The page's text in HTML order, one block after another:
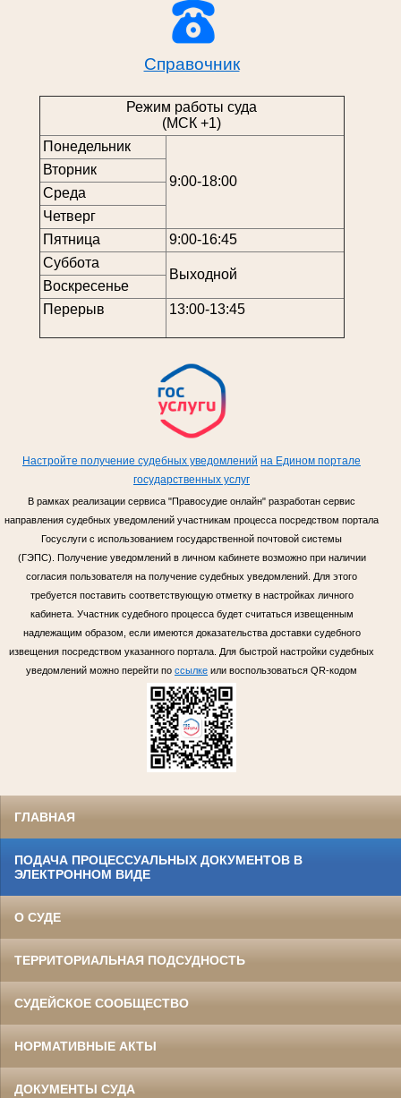
Справочник
Режим работы суда
(МСК +1)
Понедельник
9:00-18:00
Вторник
Среда
Четверг
Пятница
9:00-16:45
Суббота
Выходной
Воскресенье
Перерыв
13:00-13:45
Настройте получение судебных уведомлений на Едином портале
государственных услуг
В рамках реализации сервиса "Правосудие онлайн" разработан сервис
направления судебных уведомлений участникам процесса посредством портала
Госуслуги с использованием государственной почтовой системы
(ГЭПС). Получение уведомлений в личном кабинете возможно при наличии
согласия пользователя на получение судебных уведомлений. Для этого
требуется поставить соответствующую отметку в настройках личного
кабинета. Участник судебного процесса будет считаться извещенным
надлежащим образом, если имеются доказательства доставки судебного
извещения посредством указанного портала. Для быстрой настройки судебных
уведомлений можно перейти по ссылке или воспользоваться QR-кодом
ГЛАВНАЯ
ПОДАЧА ПРОЦЕССУАЛЬНЫХ ДОКУМЕНТОВ В
ЭЛЕКТРОННОМ ВИДЕ
О СУДЕ
ТЕРРИТОРИАЛЬНАЯ ПОДСУДНОСТЬ
СУДЕЙСКОЕ СООБЩЕСТВО
НОРМАТИВНЫЕ АКТЫ
ДОКУМЕНТЫ СУДА